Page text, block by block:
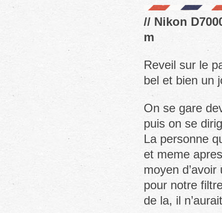
// Nikon
m
Reveil sur le
bel et bien un
On se gare
puis on se
La personne
et meme
moyen
pour notre
de la, il